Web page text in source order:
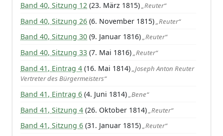
Band 40, Sitzung 12 (23. März 1815)„Reuter“
Band 40, Sitzung 26 (6. November 1815)„Reuter“
Band 40, Sitzung 30 (9. Januar 1816)„Reuter“
Band 40, Sitzung 33 (7. Mai 1816)„Reuter“
Band 41, Eintrag 4 (16. Mai 1814)„Joseph Anton Reuter
Vertreter des Bürgermeisters“
Band 41, Eintrag 6 (4. Juni 1814)„Bene“
Band 41, Sitzung 4 (26. Oktober 1814)„Reuter“
Band 41, Sitzung 6 (31. Januar 1815)„Reuter“